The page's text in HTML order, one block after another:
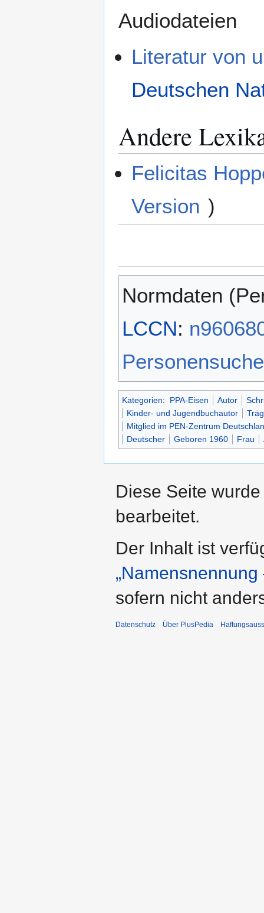
Audiodateien
Literatur von
Deutschen
Andere
Felicitas
Version )
Normdaten
LCCN:
Personensuche
Kategorien: PPA-Eisen Autor
Kinder- und Jugendbuchautor
Mitglied im PEN-Zentrum
Deutscher
Geboren 1960 Frau
Diese Seite
bearbeitet.
Der Inhalt ist
sofern nicht
Datenschutz Über PlusPedia